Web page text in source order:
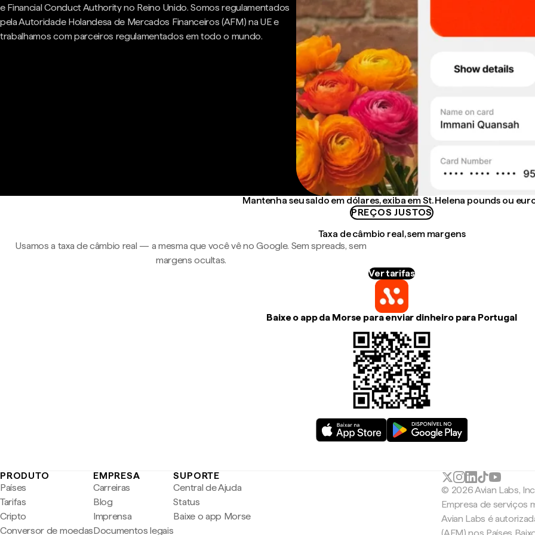
e Financial Conduct Authority no Reino Unido. Somos regulamentados
pela Autoridade Holandesa de Mercados Financeiros (AFM) na UE e
trabalhamos com parceiros regulamentados em todo o mundo.
Mantenha seu saldo em dólares, exiba em St. Helena pounds ou
PREÇOS JUSTOS
Taxa de câmbio real, sem margens
Usamos a taxa de câmbio real — a mesma que você vê no Google. Sem spreads, sem
margens ocultas.
Ver tarifas
Baixe o app da Morse para enviar dinheiro para Portugal
PRODUTO
Países
Tarifas
Cripto
Conversor de moedas
EMPRESA
Carreiras
Blog
Imprensa
Documentos legais
SUPORTE
Central de Ajuda
Status
Baixe o app Morse
© 2026 Avian Labs, Inc
Empresa de serviços
Avian Labs é